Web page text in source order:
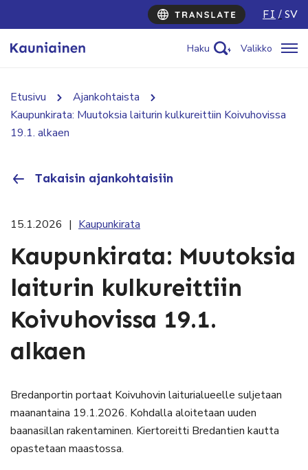
FI SV
Haku Valikko
Etusivu
Ajankohtaista
Kaupunkirata: Muutoksia laiturin kulkureittiin Koivuhovissa
19.1. alkaen
Takaisin ajankohtaisiin
15.1.2026 | Kaupunkirata
Kaupunkirata: Muutoksia
laiturin kulkureittiin
Koivuhovissa 19.1.
alkaen
Bredanportin portaat Koivuhovin laiturialueelle suljetaan
maanantaina 19.1.2026. Kohdalla aloitetaan uuden
baanasillan rakentaminen. Kiertoreitti Bredantien kautta
opastetaan maastossa.